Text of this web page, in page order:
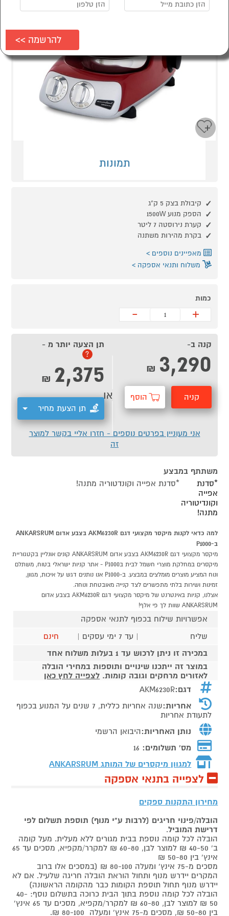
תמונות
קיבולת בצק 5 ק"ג
הספק מנוע 1500W
קערת נירוסטה 7 ליטר
בקרת מהירות משתנה
מאפיינים נוספים
משלוח ותנאי אספקה
כמות
+
-
קנה ב-
3,290
₪
קניה הוסף
תן הצעה יותר מ -
?
2,375
₪
תן הצעת מחיר
או
אני מעוניין בפרטים נוספים - חזרו אליי בקשר למוצר
זה
משתתף במבצע
*סדנת
אפייה
וקונדיטוריה
מתנה!
*סדנת אפייה וקונדטוריה מתנה!
למה כדאי לקנות מיקסר מקצועי דגם AKM6230R בצבע אדום ANKARSRUM
ב-P1000
מיקסר מקצועי דגם AKM6230R בצבע אדום ANKARSRUM קונים אונליין בקטגוריית
מיקסרים במחלקת מוצרי חשמל לבית בP1000 - אתר קניות ישראלי בטוח, משתלם
ונוח המציע מוצרים מומלצים במבצע. ב-P1000 אנו נותנים דגש על איכות, מגוון,
זמינות ושירות בלתי מתפשרים לצד קנייה מאובטחת ונוחה.
אצלנו, קניות באינטרנט של מיקסר מקצועי דגם AKM6230R בצבע אדום
ANKARSRUM שוות לך פי אלף!
אפשרויות שילוח בכפוף לתנאי אספקה
שליח
| עד 7 ימי עסקים |
חינם
במכירה זו ניתן לרכוש עד 1 בעלות משלוח אחד
במוצר זה ייתכנו שינויים ותוספות במחירי הובלה
לאזורים מרחקים וגובה קומות. לצפייה לחץ כאן
דגם:AKM6230R
אחריות:
שנה אחריות כללית, 7 שנים על המנוע בכפוף
לתעודת אחריות
נותן האחריות:היבואן הרשמי
מס' תשלומים: 16
למגוון מיקסרים של המותג ANKARSRUM
לצפייה בתנאי אספקה
מחירון התקנות ספקים
הובלה/פינוי חריגים (לרבות ע"י מנוף) תוספת תשלום לפי
דרישת המוביל.
הובלה לכל קומה נוספת בבית מגורים ללא מעלית. מעל קומה
ב' 40-50 ₪ למוצר לבן, 60-80 ₪ למקרר/מקפיא, מסכים עד 65
אינץ' בין 50-80 ₪
מסכים מ-75 אינץ' ומעלה 80-100 ₪ (במסכים אלו ברוב
המקרים יידרש מנוף ותחול הוראת הובלה חריגה שלעיל. אם לא
יידרש מנוף תחול תוספת הקומות כבר מהקומה הראשונה)
הובלה לכל קומה נוספת בתוך הבית כרוכה בתשלום נוסף: 40-
50 ₪ למוצר לבן, 60-80 ₪ למקרר/מקפיא, מסכים עד 65 אינץ'
בין 50-80 ₪, מסכים מ-75 אינץ' ומעלה 80-100 ₪.